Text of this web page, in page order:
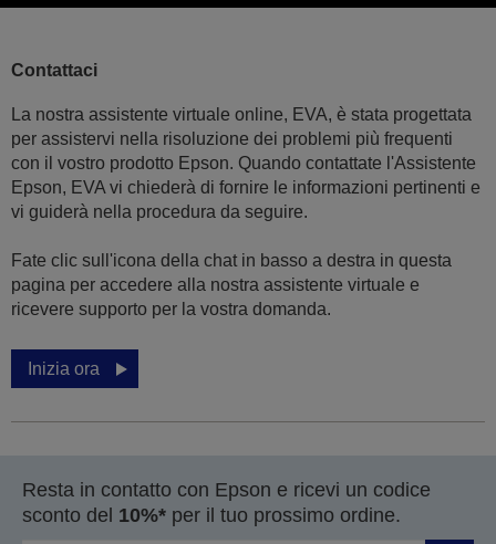
Contattaci
La nostra assistente virtuale online, EVA, è stata progettata
per assistervi nella risoluzione dei problemi più frequenti
con il vostro prodotto Epson. Quando contattate l'Assistente
Epson, EVA vi chiederà di fornire le informazioni pertinenti e
vi guiderà nella procedura da seguire.
Fate clic sull'icona della chat in basso a destra in questa
pagina per accedere alla nostra assistente virtuale e
ricevere supporto per la vostra domanda.
Inizia ora
Resta in contatto con Epson e ricevi un codice
sconto del 10%* per il tuo prossimo ordine.